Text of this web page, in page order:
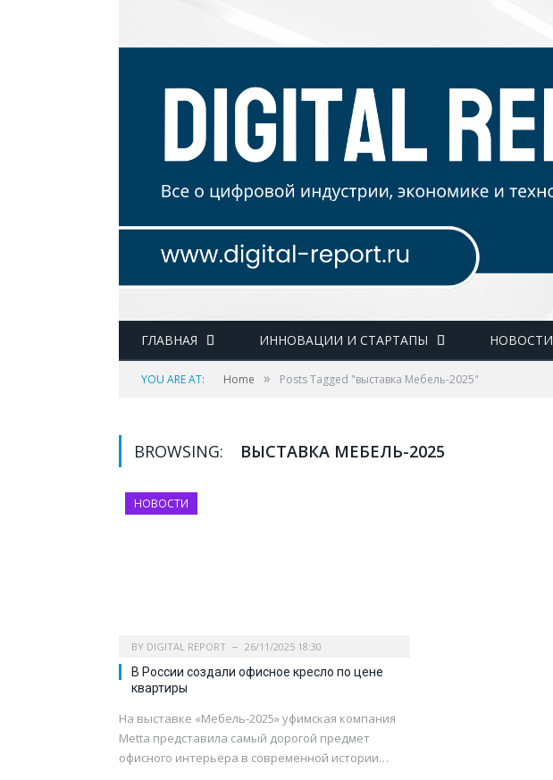
ГЛАВНАЯ ИННОВАЦИИ И СТАРТАПЫ НОВОСТИ
YOU ARE AT: Home » Posts Tagged "выставка Мебель-2025"
BROWSING: ВЫСТАВКА МЕБЕЛЬ-2025
НОВОСТИ
BY DIGITAL REPORT 26/11/2025 18:30
В России создали офисное кресло по цене
квартиры
На выставке «Мебель-2025» уфимская компания
Metta представила самый дорогой предмет
офисного интерьера в современной истории…